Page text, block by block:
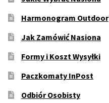
Harmonogram Outdoor
Jak Zamówić Nasiona
Formy i Koszt Wysyłki
Paczkomaty InPost
Odbiór Osobisty